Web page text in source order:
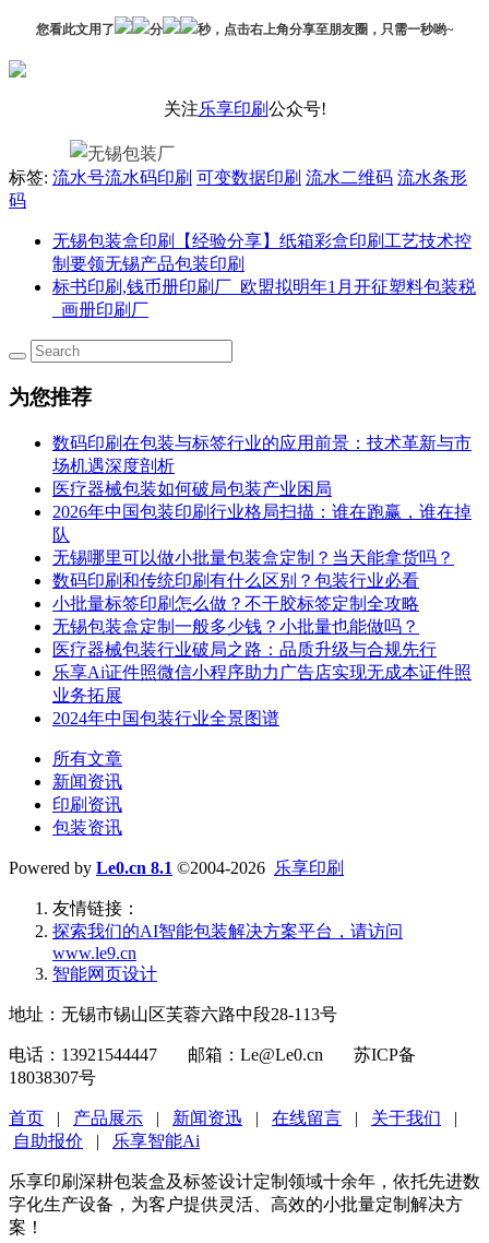
您看此文用了 分 秒，点击右上角分享至朋友圈，只需一秒哟~
关注乐享印刷公众号!
标签: 流水号流水码印刷 可变数据印刷 流水二维码 流水条形
码
无锡包装盒印刷【经验分享】纸箱彩盒印刷工艺技术控
制要领无锡产品包装印刷
标书印刷,钱币册印刷厂_欧盟拟明年1月开征塑料包装税
_画册印刷厂
为您推荐
数码印刷在包装与标签行业的应用前景：技术革新与市
场机遇深度剖析
医疗器械包装如何破局包装产业困局
2026年中国包装印刷行业格局扫描：谁在跑赢，谁在掉
队
无锡哪里可以做小批量包装盒定制？当天能拿货吗？
数码印刷和传统印刷有什么区别？包装行业必看
小批量标签印刷怎么做？不干胶标签定制全攻略
无锡包装盒定制一般多少钱？小批量也能做吗？
医疗器械包装行业破局之路：品质升级与合规先行
乐享Ai证件照微信小程序助力广告店实现无成本证件照
业务拓展
2024年中国包装行业全景图谱
所有文章
新闻资讯
印刷资讯
包装资讯
Powered by Le0.cn 8.1 ©2004-2026 乐享印刷
友情链接：
探索我们的‌AI智能包装解决方案平台‌，请访问
www.le9.cn
智能网页设计
地址：无锡市锡山区芙蓉六路中段28-113号
电话：13921544447 邮箱：Le@Le0.cn 苏ICP备
18038307号
首页 | 产品展示 | 新闻资迅 | 在线留言 | 关于我们 |
自助报价 | 乐享智能Ai
乐享印刷深耕包装盒及标签设计定制领域十余年，依托先进数
字化生产设备，为客户提供灵活、高效的小批量定制解决方
案！